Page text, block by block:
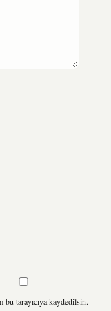
bu tarayıcıya kaydedilsin.